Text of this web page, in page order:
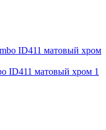
ID411 матовый хром 1